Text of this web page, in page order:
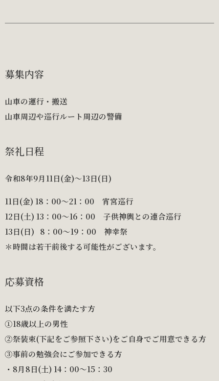
募集内容
山車の運行・搬送
山車周辺や巡行ルート周辺の警備
祭礼日程
令和8年9月11日(金)～13日(日)
11日(金) 18：00〜21：00 宵宮巡行
12日(土) 13：00〜16：00 子供神輿との連合巡行
13日(日) 8：00〜19：00 神幸祭
＊時間は若干前後する可能性がございます。
応募資格
以下3点の条件を満たす方
①18歳以上の男性
②祭装束(下記をご参照下さい)をご自身でご用意できる方
③事前の勉強会にご参加できる方
・8月8日(土) 14：00〜15：30